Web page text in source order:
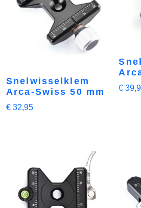
Snelwisselklem
Arca-Swiss 50 mm
€ 32,95
€